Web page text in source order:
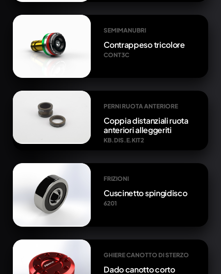
SEMIMANUBRI
Contrappeso tricolore
CONT3C
PERNI RUOTA ANTERIORE
Coppia distanziali ruota
anteriori alleggeriti
KB.DIS.E.KIT2
FRIZIONI
Cuscinetto spingidisco
6201
GHIERE CANOTTO DI STERZO
Dado canotto corto